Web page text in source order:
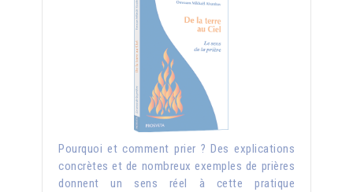
Pourquoi et comment prier ? Des explications
concrètes et de nombreux exemples de prières
donnent un sens réel à cette pratique